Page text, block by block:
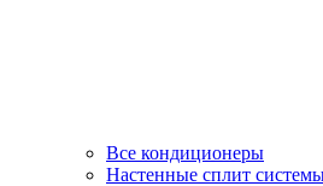
Все кондиционеры
Настенные сплит